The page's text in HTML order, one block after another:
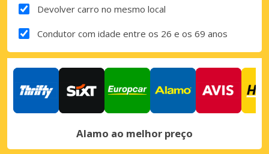
Devolver carro no mesmo local
Condutor com idade entre os 26 e os 69 anos
Alamo ao melhor preço